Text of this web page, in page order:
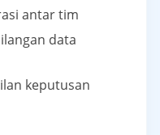
antar tim
data
keputusan